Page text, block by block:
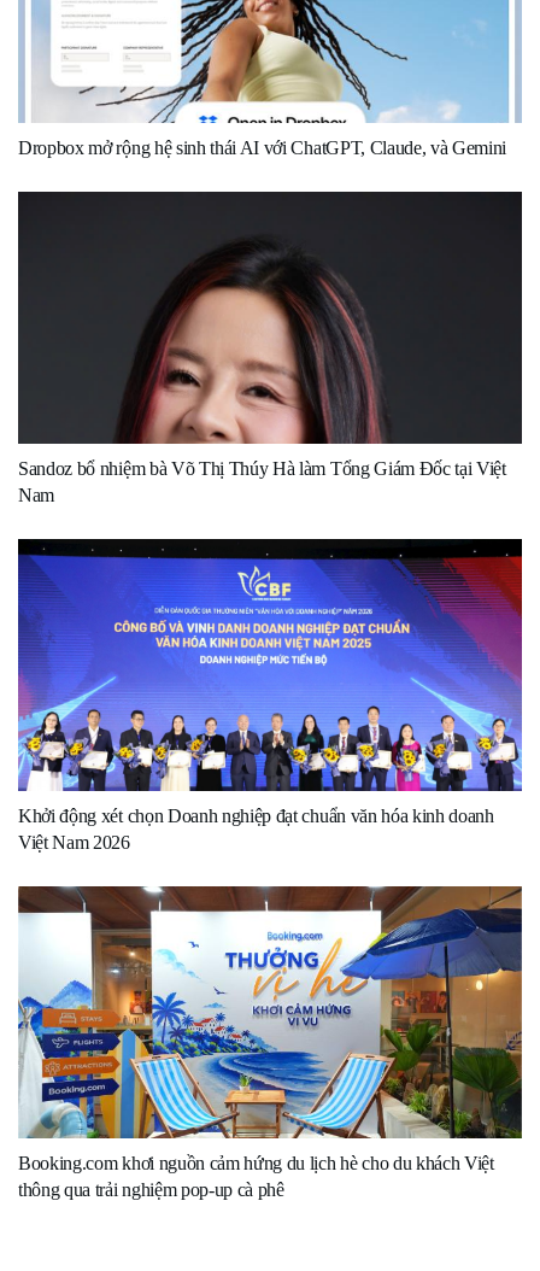
Dropbox mở rộng hệ sinh thái AI với ChatGPT, Claude, và Gemini
Sandoz bổ nhiệm bà Võ Thị Thúy Hà làm Tổng Giám Đốc tại Việt
Nam
Khởi động xét chọn Doanh nghiệp đạt chuẩn văn hóa kinh doanh
Việt Nam 2026
Booking.com khơi nguồn cảm hứng du lịch hè cho du khách Việt
thông qua trải nghiệm pop-up cà phê